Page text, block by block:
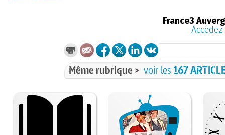
France3
Même rubrique > voir les 167